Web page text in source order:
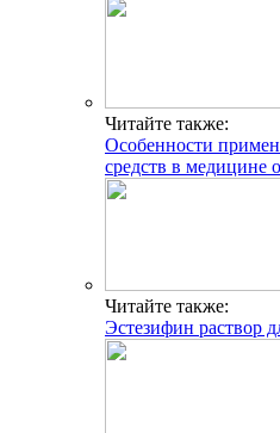
Читайте также:
Особенности
средств в медицине
Читайте также:
Эстезифин раствор